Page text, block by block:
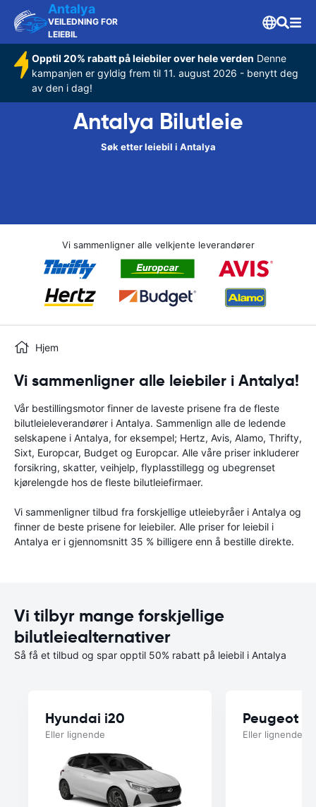
Antalya
VEILEDNING FOR
LEIEBIL
Opptil 20% rabatt på leiebiler over hele verden Denne
kampanjen er gyldig frem til 11. august 2026 - benytt deg
av den i dag!
Antalya Bilutleie
Søk etter leiebil i Antalya
Vi sammenligner alle velkjente leverandører
Hjem
Vi sammenligner alle leiebiler i Antalya!
Vår bestillingsmotor finner de laveste prisene fra de fleste
bilutleieleverandører i Antalya. Sammenlign alle de ledende
selskapene i Antalya, for eksempel; Hertz, Avis, Alamo, Thrifty,
Sixt, Europcar, Budget og Europcar. Alle våre priser inkluderer
forsikring, skatter, veihjelp, flyplasstillegg og ubegrenset
kjørelengde hos de fleste bilutleiefirmaer.
Vi sammenligner tilbud fra forskjellige utleiebyråer i Antalya og
finner de beste prisene for leiebiler. Alle priser for leiebil i
Antalya er i gjennomsnitt 35 % billigere enn å bestille direkte.
Vi tilbyr mange forskjellige
bilutleiealternativer
Så få et tilbud og spar opptil 50% rabatt på leiebil i Antalya
Hyundai i20
Eller lignende
Peugeot
Eller lignende